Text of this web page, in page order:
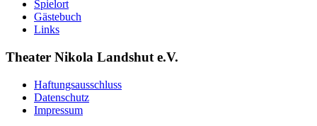
Spielort
Gästebuch
Links
Theater Nikola Landshut e.V.
Haftungsausschluss
Datenschutz
Impressum